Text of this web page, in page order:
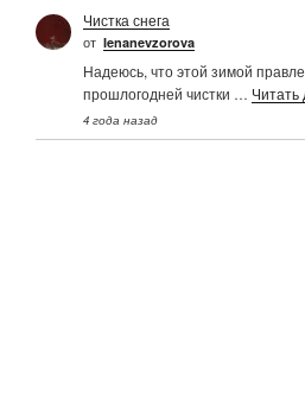
Чистка снега
от Ienanevzorova
Надеюсь, что этой зимой
прошлогодней чистки … Читать
4 года назад